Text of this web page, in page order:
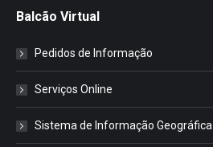
Balcão Virtual
Pedidos de Informação
Serviços Online
Sistema de Informação Geográfica